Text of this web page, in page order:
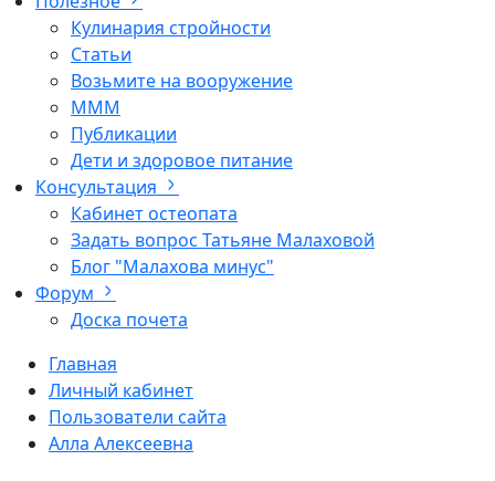
Кулинария стройности
Статьи
Возьмите на вооружение
МММ
Публикации
Дети и здоровое питание
Консультация
Кабинет остеопата
Задать вопрос Татьяне Малаховой
Блог "Малахова минус"
Форум
Доска почета
Главная
Личный кабинет
Пользователи сайта
Алла Алексеевна